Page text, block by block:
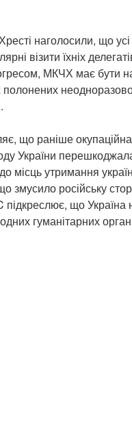
наголосили, що
візити їхніх
МКЧХ має бути
полонених
що раніше
України
до місць утримання
змусило російську
підкреслює, що
гуманітарних